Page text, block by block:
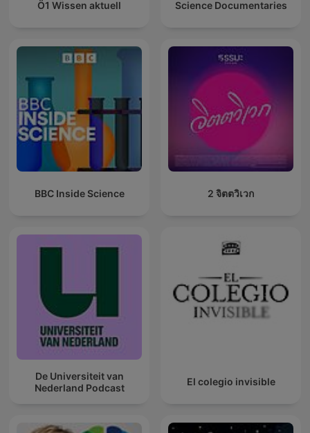
Ö1 Wissen aktuell Science Documentaries
BBC Inside Science 2 จิตตวิเวก
De Universiteit van
Nederland Podcast
El colegio invisible